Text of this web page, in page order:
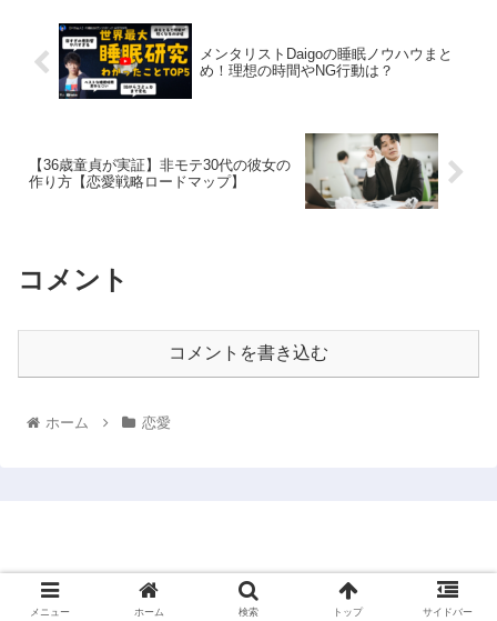
メンタリストDaigoの睡眠ノウハウまと
め！理想の時間やNG行動は？
【36歳童貞が実証】非モテ30代の彼女の
作り方【恋愛戦略ロードマップ】
コメント
コメントを書き込む
ホーム 恋愛
© 2015 ルークの非モテ30代からの恋愛戦略ブログ.
メニュー ホーム 検索 トップ サイドバー